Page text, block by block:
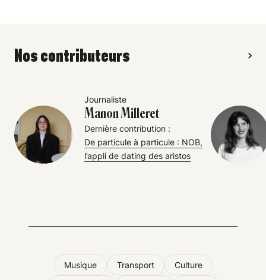
Nos contributeurs
Journaliste
Manon Milleret
Dernière contribution :
De particule à particule : NOB,
l’appli de dating des aristos
Musique Transport Culture